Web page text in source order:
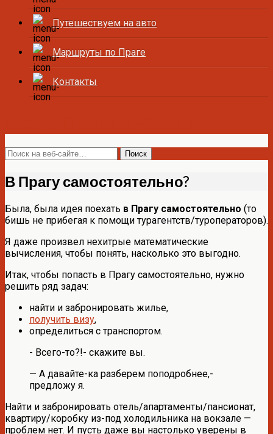
Путешествуем на авто
Маршруты по Праге
Контакты
В Прагу самостоятельно?
Была, была идея поехать в Прагу самостоятельно (то
бишь не прибегая к помощи турагентств/туроператоров).
Я даже произвел нехитрые математические
вычисления, чтобы понять, насколько это выгодно.
Итак, чтобы попасть в Прагу самостоятельно, нужно
решить ряд задач:
найти и забронировать жилье,
получить визу,
определиться с транспортом.
- Всего-то?!- скажите вы.
— А давайте-ка разберем поподробнее,-
предложу я.
Найти и забронировать отель/апартаменты/пансионат,
квартиру/коробку из-под холодильника на вокзале —
проблем нет. И пусть даже вы настолько уверены в